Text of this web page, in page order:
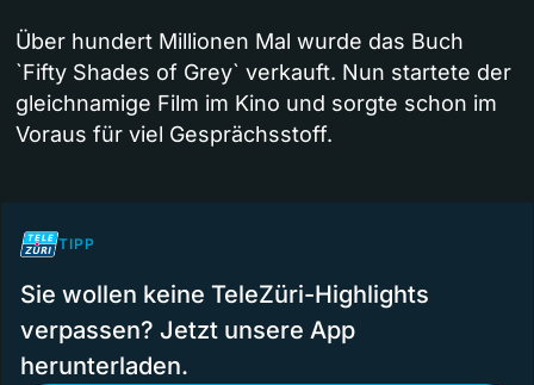
Über hundert Millionen Mal wurde das Buch
`Fifty Shades of Grey` verkauft. Nun startete der
gleichnamige Film im Kino und sorgte schon im
Voraus für viel Gesprächsstoff.
TIPP
Sie wollen keine TeleZüri-Highlights
verpassen? Jetzt unsere App
herunterladen.